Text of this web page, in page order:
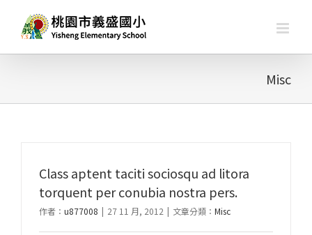
Misc
Class aptent taciti sociosqu ad litora
torquent per conubia nostra pers.
作者： u877008 | 27 11 月, 2012 | 文章分類： Misc